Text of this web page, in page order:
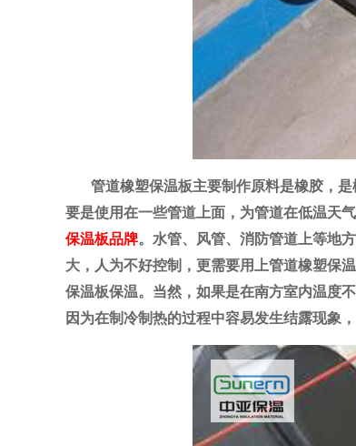
管道橡塑保温板主要制作原料是橡胶，
要是使用在一些管道上面，为管道在低温天
保温板品牌。 水管、风管、消防管道上等地
大，人为不好控制，更需要用上管道橡塑保
保温板保温。当然，如果是在南方室内温度
因为在制冷制热的过程中容易发生结露现象